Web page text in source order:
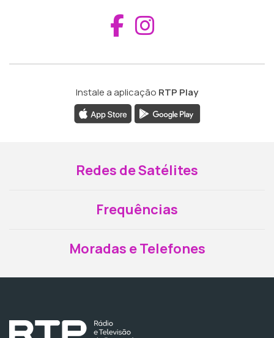
Aceder ao
Instale a aplicação RTP Play
Redes de Satélites
Frequências
Moradas e Telefones